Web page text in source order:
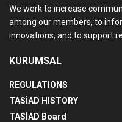
We work to increase
among our members, to
innovations, and to support
KURUMSAL
REGULATIONS
TASİAD HISTORY
TASİAD Board